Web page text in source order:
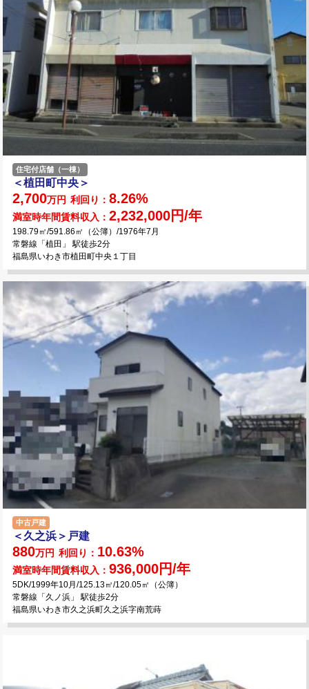
住宅付店舗（一棟）
＜植田町中央＞
2,700万円 利回り： 8.26%
満室時年間賃料収入： 2,232,000円/年
198.79㎡/591.86㎡（公簿）/1976年7月
常磐線「植田」 駅徒歩2分
福島県いわき市植田町中央１丁目
中古戸建
＜久之浜＞戸建
880万円 利回り： 10.63%
満室時年間賃料収入： 936,000円/年
5DK/1999年10月/125.13㎡/120.05㎡（公簿）
常磐線「久ノ浜」 駅徒歩2分
福島県いわき市久之浜町久之浜字南荒蒔